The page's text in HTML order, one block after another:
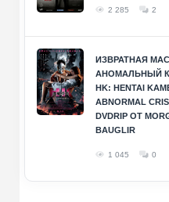
2 285 2
ИЗВРАТНАЯ
АНОМАЛЬНЫЙ
HK: HENTAI
ABNORMAL
DVDRIP ОТ
BAUGLIR
1 045 0